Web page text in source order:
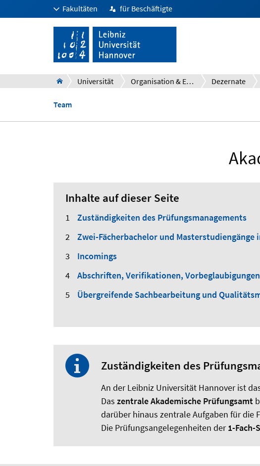
Fakultäten für Beschäftigte
Universität Organisation & Einrichtungen Dezernate
Team
Inhalte auf dieser Seite
Zuständigkeiten des Prüfungsmanagements
Zwei-Fächerbachelor und Masterstudiengänge
Incomings
Abschriften, Verifikationen,
Übergreifende Sachbearbeitung und
Zuständigkeiten des
An der Leibniz Universität Hannover ist
Das zentrale Akademische Prüfungsamt
darüber hinaus zentrale Aufgaben für die
Die Prüfungsangelegenheiten der1-Fach-